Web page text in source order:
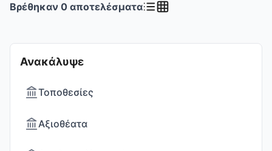
Ανακάλυψε
Τοποθεσίες
Αξιοθέατα
Βρέθηκαν 0 αποτελέσματα